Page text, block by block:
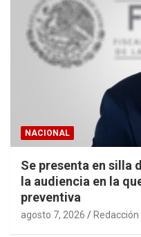
NACIONAL
Se presenta en silla
la audiencia en la
preventiva
agosto 7, 2026 Redacción